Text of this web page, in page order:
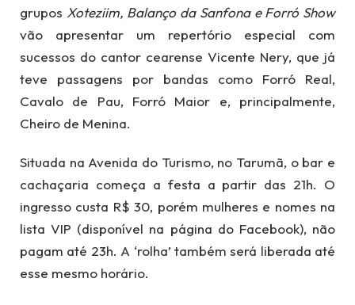
grupos Xoteziim, Balanço da Sanfona e Forró Show
vão apresentar um repertório especial com
sucessos do cantor cearense Vicente Nery, que já
teve passagens por bandas como Forró Real,
Cavalo de Pau, Forró Maior e, principalmente,
Cheiro de Menina.
Situada na Avenida do Turismo, no Tarumã, o bar e
cachaçaria começa a festa a partir das 21h. O
ingresso custa R$ 30, porém mulheres e nomes na
lista VIP (disponível na página do Facebook), não
pagam até 23h. A ‘rolha’ também será liberada até
esse mesmo horário.